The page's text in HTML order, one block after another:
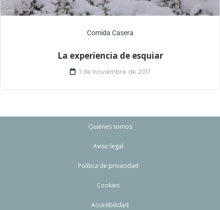
Comida Casera
La experiencia de esquiar
1 de noviembre de 2017
Quiénes somos
Aviso legal
Política de privacidad
Cookies
Accesibilidad